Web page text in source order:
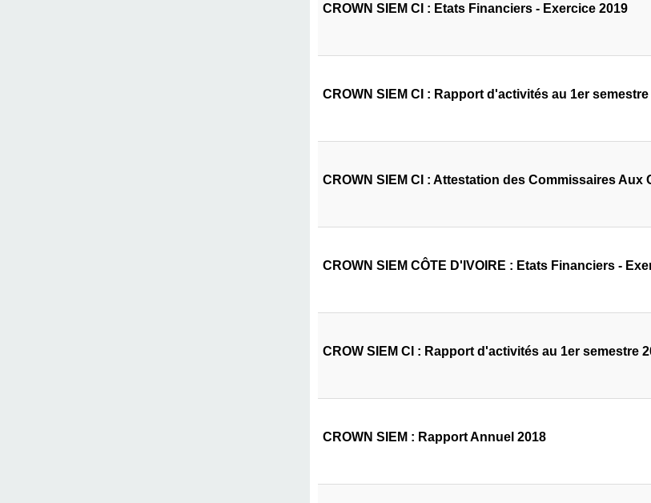
CROWN SIEM CI : Etats Financiers - Exercice 2019
CROWN SIEM CI : Rapport d'activités au 1er semestre
CROWN SIEM CI : Attestation des Commissaires Aux
CROWN SIEM CÔTE D'IVOIRE : Etats Financiers -
CROW SIEM CI : Rapport d'activités au 1er semestre
CROWN SIEM : Rapport Annuel 2018